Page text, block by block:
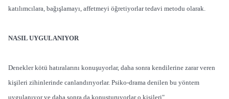
katılımcılara, bağışlamayı, affetmeyi öğretiyorlar tedavi metodu olarak.
NASIL UYGULANIYOR
Denekler kötü hatıralarını konuşuyorlar, daha sonra kendilerine zarar veren
kişileri zihinlerinde canlandırıyorlar. Psiko-drama denilen bu yöntem
uygulanıyor ve daha sonra da konuşturuyorlar o kişileri"